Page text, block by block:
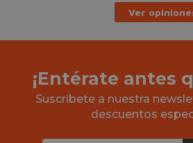
Ver
¡Entérate antes
Suscríbete a nuestra
descuentos